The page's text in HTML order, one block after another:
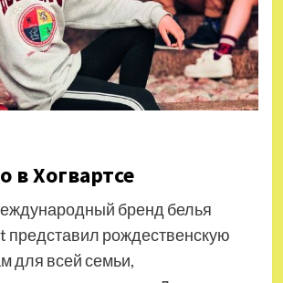
в Хогвартсе
бренд белья
представил рождественскую
для всей семьи,